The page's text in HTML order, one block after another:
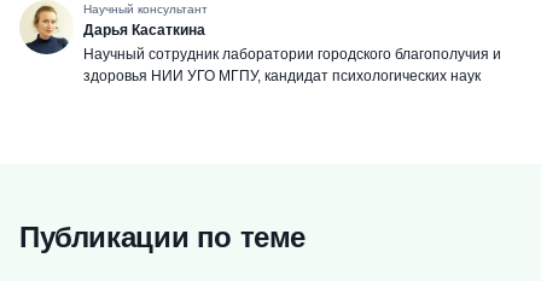
Научный консультант
Дарья Касаткина
Научный сотрудник лаборатории городского благополучия и
здоровья НИИ УГО МГПУ, кандидат психологических наук
Публикации по теме